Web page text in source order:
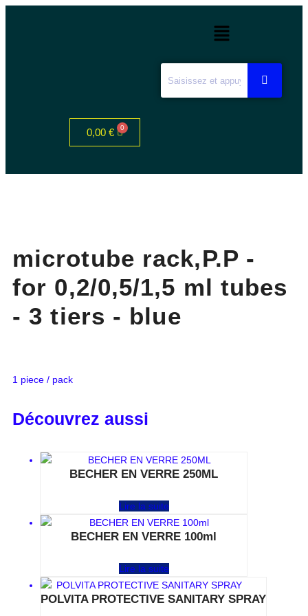
0,00 €
microtube rack,P.P -
for 0,2/0,5/1,5 ml tubes
- 3 tiers - blue
1 piece / pack
Découvrez aussi
BECHER EN VERRE 250ML
Lire la suite
BECHER EN VERRE 100ml
Lire la suite
POLVITA PROTECTIVE SANITARY SPRAY